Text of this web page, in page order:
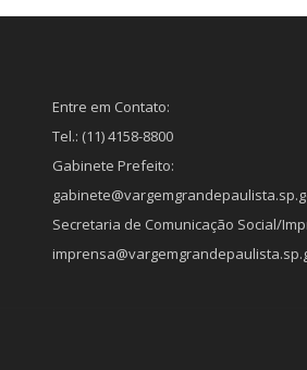
Entre em Contato:
Tel.: (11) 4158-8800
Gabinete Prefeito:
Secretaria de Comunicação Social/